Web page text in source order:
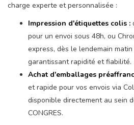
charge experte et personnalisée :
Impression d'étiquettes colis :
pour un envoi sous 48h, ou
express, dès le lendemain
garantissant rapidité et fiabilité.
Achat d'emballages
et rapide pour vos envois via
disponible directement au sein
CONGRES.